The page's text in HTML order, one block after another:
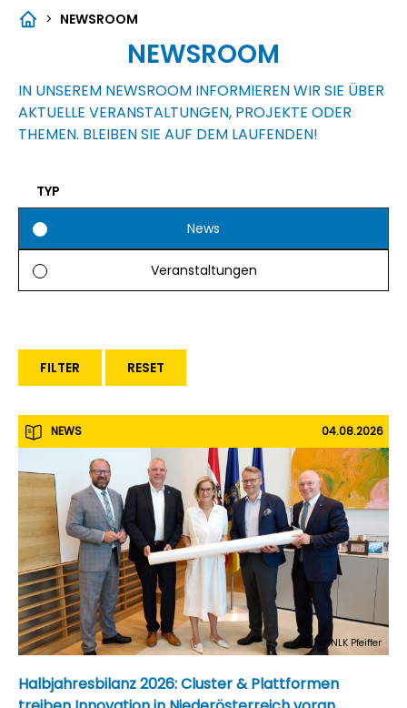
> NEWSROOM
NEWSROOM
IN UNSEREM NEWSROOM INFORMIEREN WIR SIE ÜBER
AKTUELLE VERANSTALTUNGEN, PROJEKTE ODER
THEMEN. BLEIBEN SIE AUF DEM LAUFENDEN!
TYP
News
Veranstaltungen
NEWS 04.08.2026
NLK Pfeiffer
Halbjahresbilanz 2026: Cluster & Plattformen